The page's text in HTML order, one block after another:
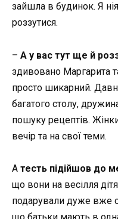
зайшла в будинок. Я
роззутися.
– А у вас тут ще й
здивовано Маргарита
просто шикарний.
багатого столу,
пошуку рецептів.
вечір та на свої теми.
А тесть підійшов до
що вони на весілля
подарували дуже вже